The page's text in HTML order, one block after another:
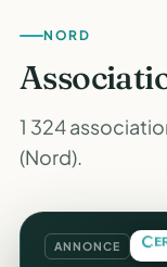
NORD
1 324
(Nord).
ANNONCE